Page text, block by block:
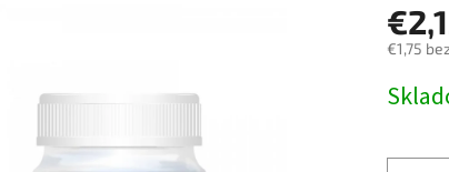
€1,75
cena: